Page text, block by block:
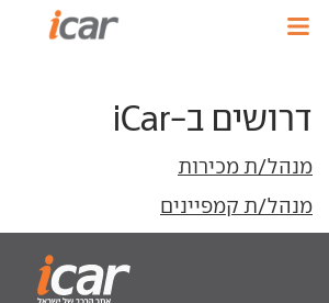
דרושים ב-iCar
מנהל/ת מכירות
מנהל/ת קמפיינים